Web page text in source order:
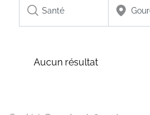
Aucun résultat